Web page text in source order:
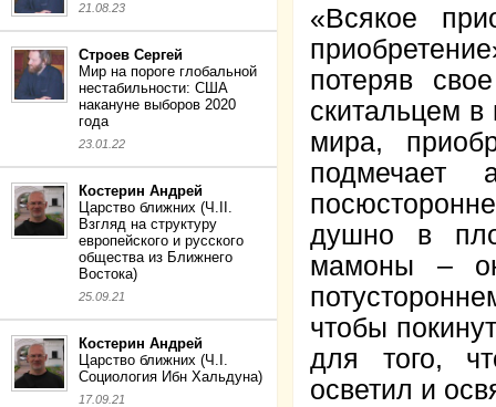
21.08.23
Строев Сергей
Мир на пороге глобальной
нестабильности: США
накануне выборов 2020
года
23.01.22
Костерин Андрей
Царство ближних (Ч.II.
Взгляд на структуру
европейского и русского
общества из Ближнего
Востока)
25.09.21
Костерин Андрей
Царство ближних (Ч.I.
Социология Ибн Хальдуна)
17.09.21
«Всякое
потеряв
скитальцем
мира,
душно в
мамоны –
чтобы
для того,
осветил и